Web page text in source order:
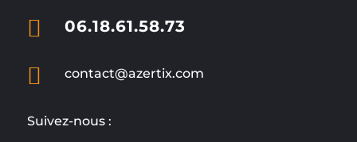
 06.18.61.58.73
 contact@azertix.com
Suivez-nous :